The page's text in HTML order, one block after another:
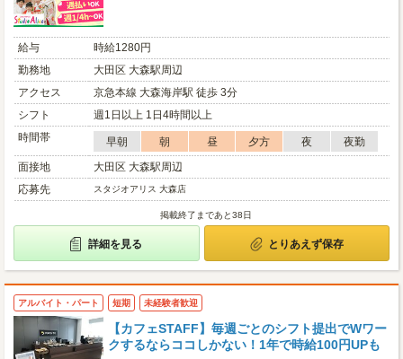
給与
時給1280円
勤務地
大田区 大森駅周辺
アクセス
京急本線 大森海岸駅 徒歩 3分
シフト
週1日以上 1日4時間以上
時間帯
早朝 朝 昼 夕方 夜
夜勤
面接地
大田区 大森駅周辺
応募先
スタジオアリス 大森店
掲載終了まであと38日
詳細を見る とりあえず保存
アルバイト・パート 短期 未経験者歓迎
【カフェSTAFF】毎週ごとのシフト提出でWワー
クするならココしかない！1年で時給100円UPも